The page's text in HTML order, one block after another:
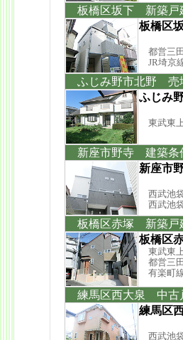
板橋区坂下 新築戸
板橋区
都営三
JR埼京
ふじみ野市北野 売
ふじみ
東武東
新座市野寺 建築条
新座市
西武池
西武池
板橋区赤塚 新築戸
板橋区
東武東
都営三
有楽町
練馬区西大泉 中古
練馬区
西武池